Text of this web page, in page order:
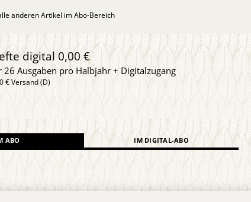
anderen Artikel im Abo-Bereich
digital 0,00 €
Ausgaben pro Halbjahr + Digitalzugang
€ Versand (D)
ABO IM DIGITAL-ABO